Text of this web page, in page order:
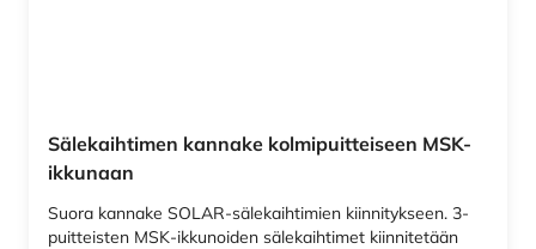
Sälekaihtimen kannake kolmipuitteiseen MSK-
ikkunaan
Suora kannake SOLAR-sälekaihtimien kiinnitykseen. 3-
puitteisten MSK-ikkunoiden sälekaihtimet kiinnitetään